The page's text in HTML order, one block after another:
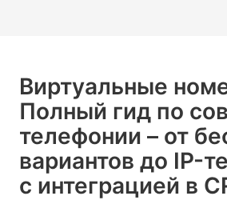
Виртуальные
Полный гид по
телефонии – от
вариантов до IP-
с интеграцией в